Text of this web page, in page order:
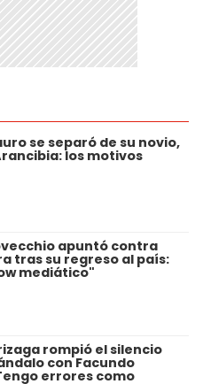
se separó de su novio,
los motivos
apuntó contra
tras su regreso al país:
mediático"
rompió el silencio
con Facundo
errores como